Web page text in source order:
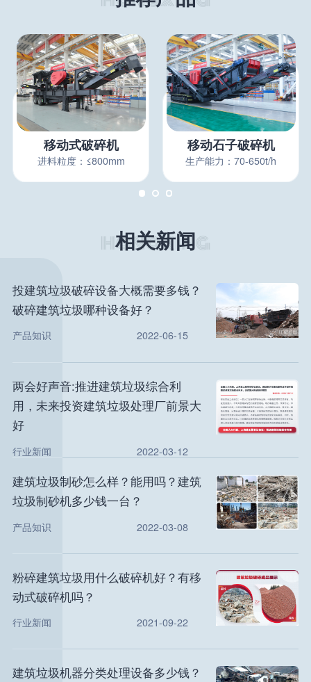
移动式破碎机
进料粒度：≤800mm
移动石子破碎机
生产能力：70-650t/h
相关新闻
投建筑垃圾破碎设备大概需要多钱？
破碎建筑垃圾哪种设备好？
产品知识 2022-06-15
两会好声音:推进建筑垃圾综合利
用，未来投资建筑垃圾处理厂前景大
好
行业新闻 2022-03-12
建筑垃圾制砂怎么样？能用吗？建筑
垃圾制砂机多少钱一台？
产品知识 2022-03-08
粉碎建筑垃圾用什么破碎机好？有移
动式破碎机吗？
行业新闻 2021-09-22
建筑垃圾机器分类处理设备多少钱？